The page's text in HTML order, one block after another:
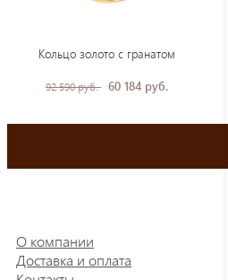
Кольцо золото с гранатом
92 590 руб. 60 184 руб.
О компании
Доставка и оплата